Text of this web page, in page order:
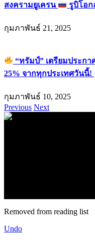
สงครามยูเครน
รูบิโอก
กุมภาพันธ์ 21, 2025
“ทรัมป์” เตรียมประก
25% จากทุกประเทศวันนี้!
กุมภาพันธ์ 10, 2025
Previous Next
Removed from reading list
Undo